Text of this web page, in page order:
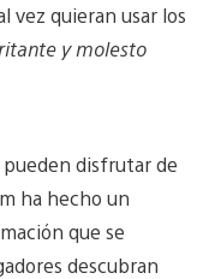
vez quieran usar los
y molesto
pueden disfrutar de
ha hecho un
que se
descubran